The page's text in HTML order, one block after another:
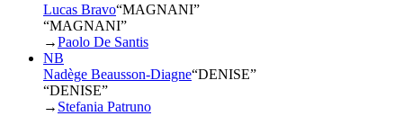
Lucas Bravo“MAGNANI”
“MAGNANI”
→Paolo De Santis
NB
Nadège Beausson-Diagne“DENISE”
“DENISE”
→ Stefania Patruno